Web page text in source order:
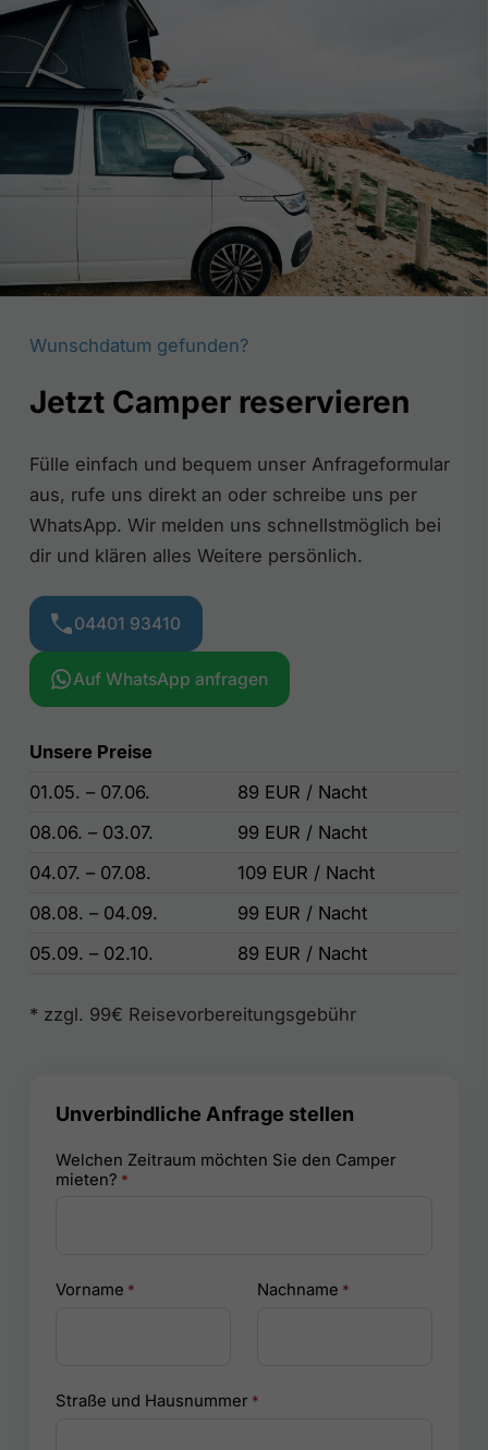
Wunschdatum gefunden?
Jetzt Camper reservieren
Fülle einfach und bequem unser Anfrageformular
aus, rufe uns direkt an oder schreibe uns per
WhatsApp. Wir melden uns schnellstmöglich bei
dir und klären alles Weitere persönlich.
04401 93410
Auf WhatsApp anfragen
Unsere Preise
01.05. – 07.06.
89 EUR / Nacht
08.06. – 03.07.
99 EUR / Nacht
04.07. – 07.08.
109 EUR / Nacht
08.08. – 04.09.
99 EUR / Nacht
05.09. – 02.10.
89 EUR / Nacht
* zzgl. 99€ Reisevorbereitungsgebühr
Unverbindliche Anfrage stellen
Welchen Zeitraum möchten Sie den Camper
mieten? *
Vorname * Nachname *
Straße und Hausnummer *